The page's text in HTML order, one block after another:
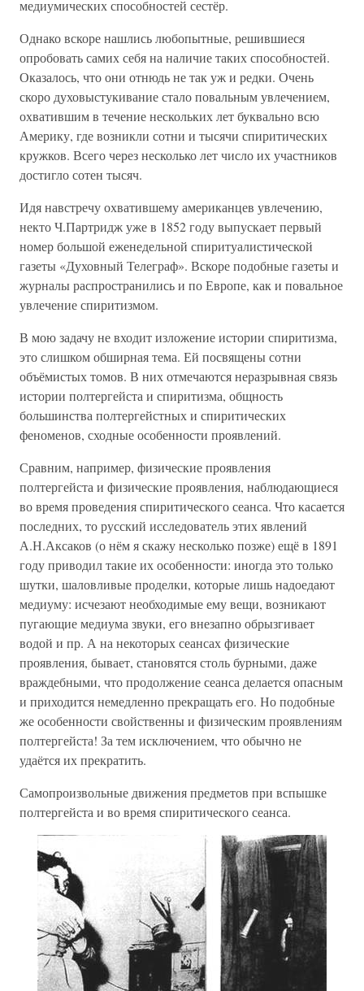
медиумических способностей сестёр.
Однако вскоре нашлись любопытные, решившиеся
опробовать самих себя на наличие таких способностей.
Оказалось, что они отнюдь не так уж и редки. Очень
скоро духовыстукивание стало повальным увлечением,
охватившим в течение нескольких лет буквально всю
Америку, где возникли сотни и тысячи спиритических
кружков. Всего через несколько лет число их участников
достигло сотен тысяч.
Идя навстречу охватившему американцев увлечению,
некто Ч.Партридж уже в 1852 году выпускает первый
номер большой еженедельной спиритуалистической
газеты «Духовный Телеграф». Вскоре подобные газеты и
журналы распространились и по Европе, как и повальное
увлечение спиритизмом.
В мою задачу не входит изложение истории спиритизма,
это слишком обширная тема. Ей посвящены сотни
объёмистых томов. В них отмечаются неразрывная связь
истории полтергейста и спиритизма, общность
большинства полтергейстных и спиритических
феноменов, сходные особенности проявлений.
Сравним, например, физические проявления
полтергейста и физические проявления, наблюдающиеся
во время проведения спиритического сеанса. Что касается
последних, то русский исследователь этих явлений
А.Н.Аксаков (о нём я скажу несколько позже) ещё в 1891
году приводил такие их особенности: иногда это только
шутки, шаловливые проделки, которые лишь надоедают
медиуму: исчезают необходимые ему вещи, возникают
пугающие медиума звуки, его внезапно обрызгивает
водой и пр. А на некоторых сеансах физические
проявления, бывает, становятся столь бурными, даже
враждебными, что продолжение сеанса делается опасным
и приходится немедленно прекращать его. Но подобные
же особенности свойственны и физическим проявлениям
полтергейста! За тем исключением, что обычно не
удаётся их прекратить.
Самопроизвольные движения предметов при вспышке
полтергейста и во время спиритического сеанса.